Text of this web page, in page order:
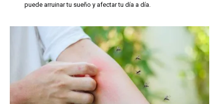
puede arruinar tu sueño y afectar tu día a día.